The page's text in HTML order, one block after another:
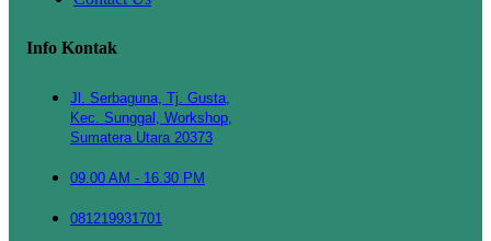
Info Kontak
Jl. Serbaguna, Tj. Gusta,
Kec. Sunggal, Workshop,
Sumatera Utara 20373
09.00 AM - 16.30 PM
081219931701